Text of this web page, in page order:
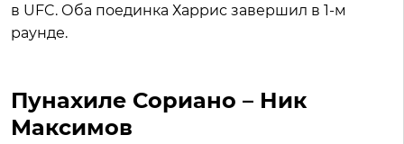
в UFC. Оба поединка Харрис завершил в 1-м
раунде.
Пунахиле Сориано – Ник
Максимов